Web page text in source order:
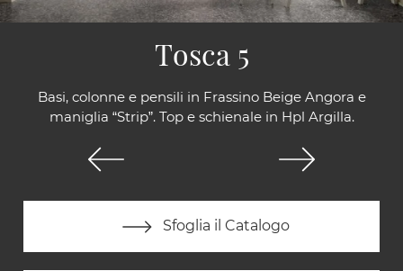
Basi, colonne e pensili in Frassino Beige Angora e
maniglia “Strip”. Top e schienale in Hpl Argilla.
Sfoglia il Catalogo
Tosca 5